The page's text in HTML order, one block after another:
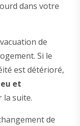
dans votre
de
Si le
est détérioré,
et
suite.
de